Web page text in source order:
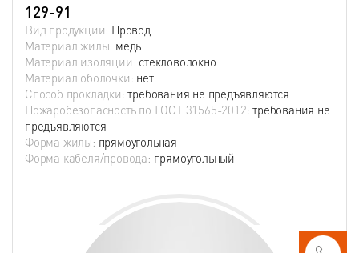
129-91
Вид продукции: Провод
Материал жилы: медь
Материал изоляции: стекловолокно
Материал оболочки: нет
Способ прокладки:требования не предъявляются
Пожаробезопасность по ГОСТ 31565-2012:требования не
предъявляются
Форма жилы: прямоугольная
Форма кабеля/провода: прямоугольный